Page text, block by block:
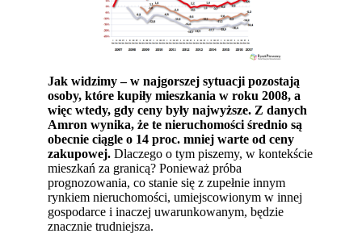
Jak widzimy – w najgorszej sytuacji pozostają
osoby, które kupiły mieszkania w roku 2008, a
więc wtedy, gdy ceny były najwyższe. Z danych
Amron wynika, że te nieruchomości średnio są
obecnie ciągle o 14 proc. mniej warte od ceny
zakupowej.Dlaczego o tym piszemy, w kontekście
mieszkań za granicą? Ponieważ próba
prognozowania, co stanie się z zupełnie innym
rynkiem nieruchomości, umiejscowionym w innej
gospodarce i inaczej uwarunkowanym, będzie
znacznie trudniejsza.